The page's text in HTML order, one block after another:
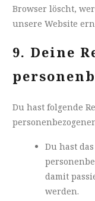
Browser löscht,
unsere Website
9. Deine
Du hast folgende
Du hast
damit
werden.